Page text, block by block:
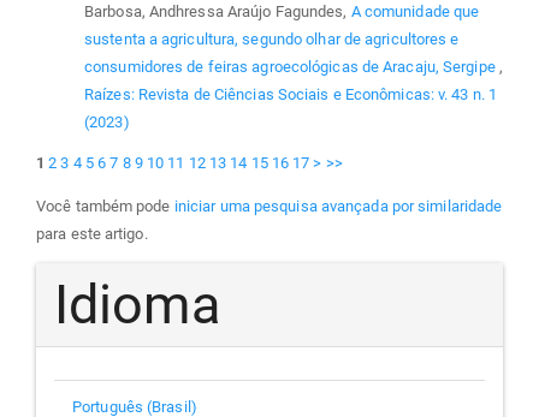
Barbosa, Andhressa Araújo Fagundes, A comunidade que
sustenta a agricultura, segundo olhar de agricultores e
consumidores de feiras agroecológicas de Aracaju, Sergipe ,
Raízes: Revista de Ciências Sociais e Econômicas: v. 43 n. 1
(2023)
1 2 3 4 5 6 7 8 9 10 11 12 13 14 15 16 17 > >>
Você também pode iniciar uma pesquisa avançada por similaridade
para este artigo.
Idioma
Português (Brasil)